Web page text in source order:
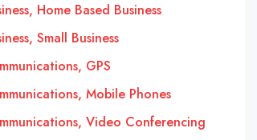
Home Based Business
Small Business
GPS
Mobile Phones
Video Conferencing